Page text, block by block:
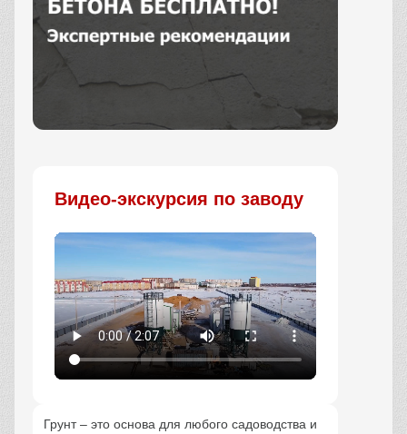
Видео-экскурсия по заводу
Грунт – это основа для любого садоводства и